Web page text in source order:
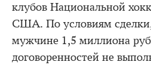
клубов Национальной
США. По условиям
мужчине 1,5 миллиона
договоренностей не